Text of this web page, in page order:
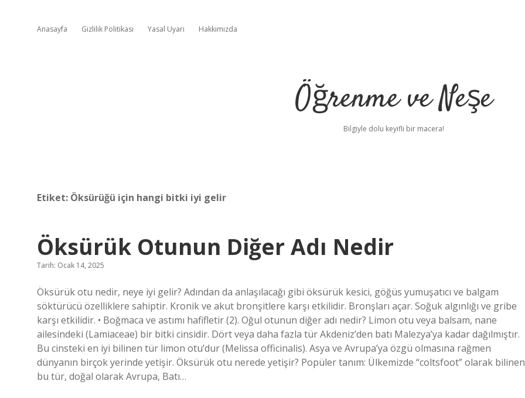
Anasayfa Gizlilik Politikası Yasal Uyarı Hakkımızda
Öğrenme ve Neşe
Bilgiyle dolu keyifli bir macera!
Etiket: Öksürüğü için hangi bitki iyi gelir
Öksürük Otunun Diğer Adı Nedir
Tarih: Ocak 14, 2025
Öksürük otu nedir, neye iyi gelir? Adından da anlaşılacağı gibi öksürük kesici, göğüs yumuşatıcı ve balgam
söktürücü özelliklere sahiptir. Kronik ve akut bronşitlere karşı etkilidir. Bronşları açar. Soğuk algınlığı ve gribe
karşı etkilidir. • Boğmaca ve astımı hafifletir (2). Oğul otunun diğer adı nedir? Limon otu veya balsam, nane
ailesindeki (Lamiaceae) bir bitki cinsidir. Dört veya daha fazla tür Akdeniz’den batı Malezya’ya kadar dağılmıştır.
Bu cinsteki en iyi bilinen tür limon otu’dur (Melissa officinalis). Asya ve Avrupa’ya özgü olmasına rağmen
dünyanın birçok yerinde yetişir. Öksürük otu nerede yetişir? Popüler tanım: Ülkemizde “coltsfoot” olarak bilinen
bu tür, doğal olarak Avrupa, Batı…